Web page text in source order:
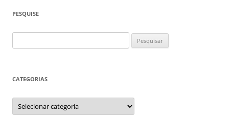
PESQUISE
por:
CATEGORIAS
Categorias